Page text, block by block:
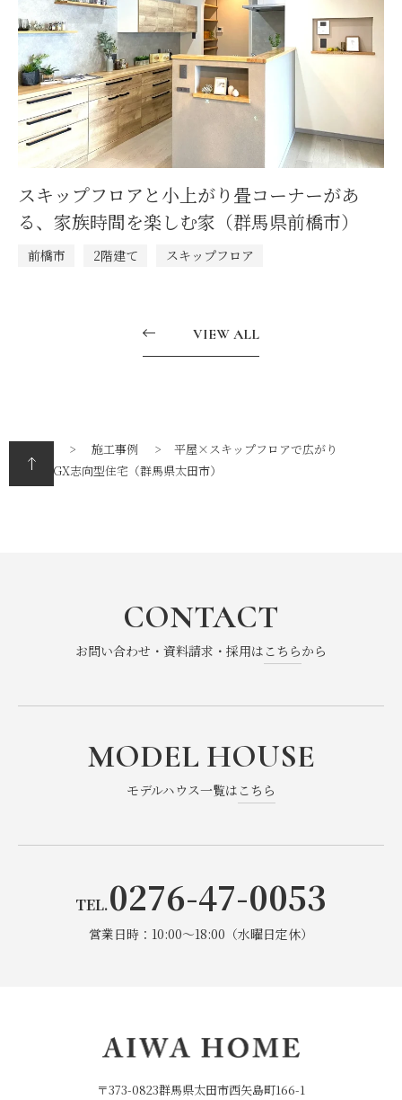
スキップフロアと小上がり畳コーナーがあ
る、家族時間を楽しむ家（群馬県前橋市）
前橋市 2階建て スキップフロア
VIEW ALL
施工事例
平屋×スキップフロアで広がり
を生むGX志向型住宅（群馬県太田市）
CONTACT
お問い合わせ・資料請求・採用は こちらから
MODEL HOUSE
モデルハウス一覧は こちら
TEL.0276-47-0053
営業日時：10:00～18:00（水曜日定休）
〒373-0823群馬県太田市西矢島町166-1